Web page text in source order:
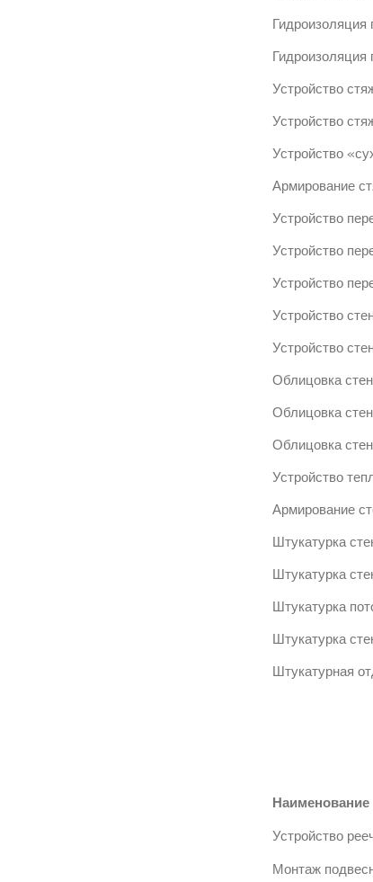
Гидроизоляция
Устройство
Устройство
Устройство
Армирование
Устройство
Устройство
Устройство
Устройство
Устройство
Облицовка
Облицовка
Облицовка
Устройство
Армирование
Штукатурка
Штукатурка
Штукатурка
Штукатурка
Штукатурная
Наименование
Устройство
Монтаж